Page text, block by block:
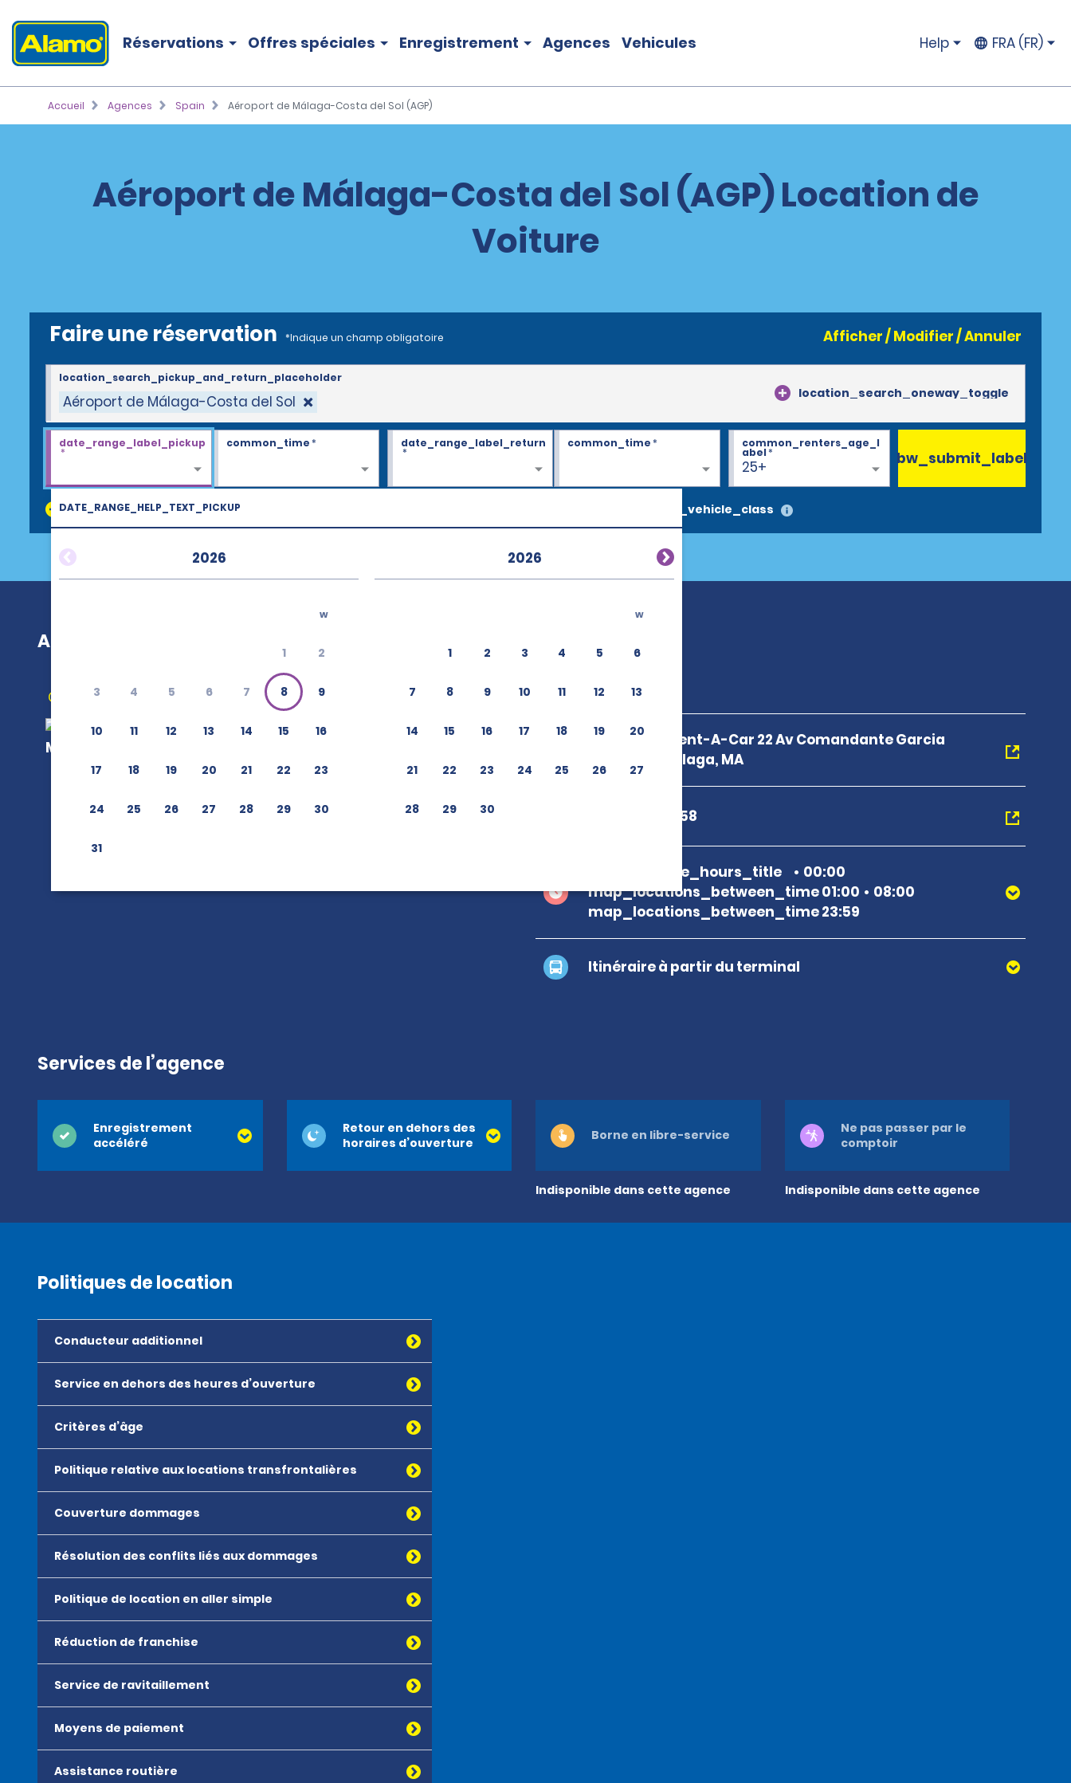
Réservations Offres spéciales Enregistrement Agences Vehicules Help FRA (FR)
Accueil Agences Spain Aéroport de Málaga-Costa del Sol (AGP)
Aéroport de Málaga-Costa del Sol (AGP) Location de
Voiture
Faire une réservation *Indique un champ obligatoire Afficher / Modifier / Annuler
Aéroport de Málaga-Costa del Sol location_search_oneway_toggle
location_search_pickup_and_return_placeholder
DATE_RANGE_HELP_TEXT_PICKUP
2026
w
1 2
3 4 5 6 7 8 9
10 11 12 13 14 15 16
17 18 19 20 21 22 23
24 25 26 27 28 29 30
31
2026
w
1 2 3 4 5 6
7 8 9 10 11 12 13
14 15 16 17 18 19 20
21 22 23 24 25 26 27
28 29 30
date_range_label_pickup
*
common_time* date_range_label_return
*
common_time*
25+
common_renters_age_l
abel*
discount_codes search_vehicle_class
bw_submit_label
Aéroport de Málaga-Costa del Sol (AGP)
Obtenir un itinéraire
Enterprise-Rent-A-Car 22 Av Comandante Garcia
Mo,29004 Malaga, MA
+34 952 23 18 58
branch_page_hours_title
00:00
map_locations_between_time 01:00
08:00
map_locations_between_time 23:59
Itinéraire à partir du terminal
Services de l’agence
Enregistrement
accéléré
Retour en dehors des
horaires d’ouverture
Indisponible dans cette agence
Borne en libre-service
Indisponible dans cette agence
Ne pas passer par le
comptoir
Politiques de location
Conducteur additionnel
Service en dehors des heures d’ouverture
Critères d’âge
Politique relative aux locations transfrontalières
Couverture dommages
Résolution des conflits liés aux dommages
Politique de location en aller simple
Réduction de franchise
Service de ravitaillement
Moyens de paiement
Assistance routière